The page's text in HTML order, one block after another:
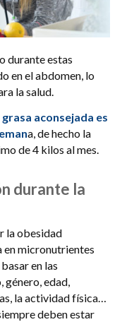
durante estas
en el abdomen, lo
la salud.
aconsejada es
a, de hecho la
de 4 kilos al mes.
durante la
la obesidad
en micronutrientes
en las
género, edad,
la actividad física…
deben estar